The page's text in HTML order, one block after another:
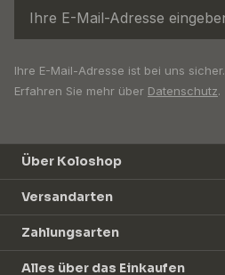
Ihre E-Mail-Adresse ist bei uns sicher.
Erfahren Sie mehr über Datenschutz.
Über Koloshop
Versandarten
Zahlungsarten
Alles über das Einkaufen